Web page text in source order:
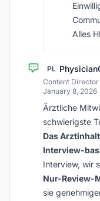
Alles
PL
Content
January 8, 2026
Ärztliche
schwierigste
Das
Interview-
Interview, wir
Nur-Review-
sie